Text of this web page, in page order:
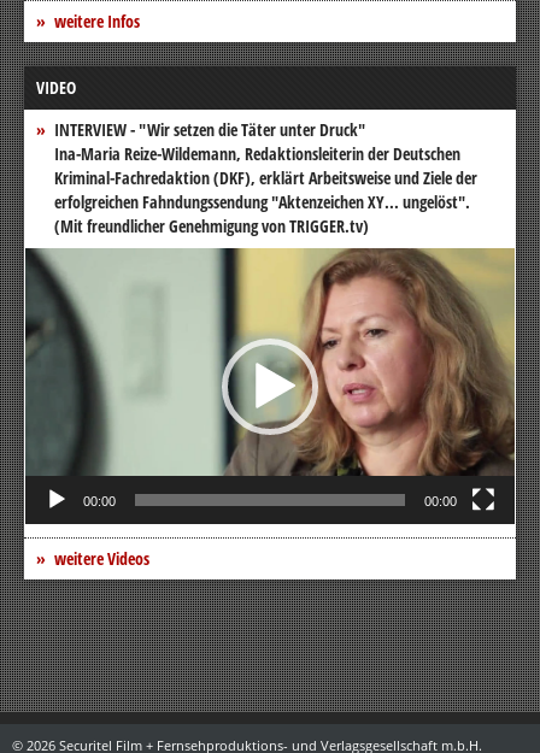
weitere Infos
VIDEO
INTERVIEW - "Wir setzen die Täter unter Druck"
Ina-Maria Reize-Wildemann, Redaktionsleiterin der Deutschen
Kriminal-Fachredaktion (DKF), erklärt Arbeitsweise und Ziele der
erfolgreichen Fahndungssendung "Aktenzeichen XY... ungelöst".
(Mit freundlicher Genehmigung von TRIGGER.tv)
Video-
Player
00:00 00:00
weitere Videos
© 2026 Securitel Film + Fernsehproduktions- und Verlagsgesellschaft m.b.H.